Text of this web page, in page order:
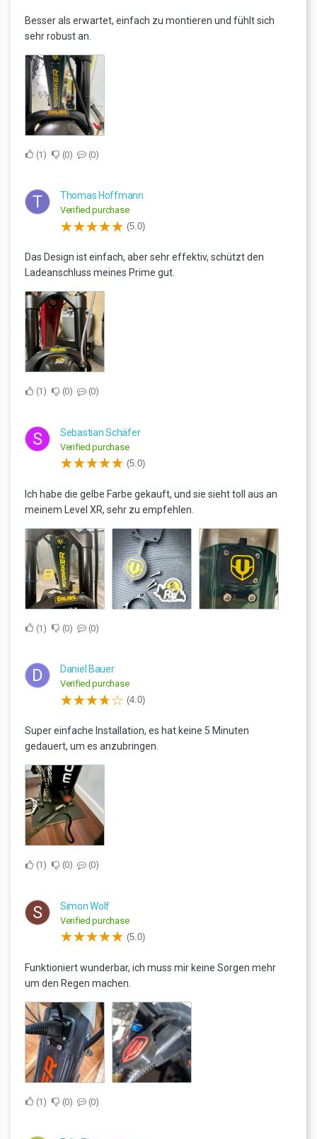
Besser als erwartet, einfach zu montieren und fühlt sich
sehr robust an.
1 0 0
T Thomas Hoffmann
Verified purchase
(5.0)
Das Design ist einfach, aber sehr effektiv, schützt den
Ladeanschluss meines Prime gut.
1 0 0
S Sebastian Schäfer
Verified purchase
(5.0)
Ich habe die gelbe Farbe gekauft, und sie sieht toll aus an
meinem Level XR, sehr zu empfehlen.
1 0 0
D Daniel Bauer
Verified purchase
(4.0)
Super einfache Installation, es hat keine 5 Minuten
gedauert, um es anzubringen.
1 0 0
S Simon Wolf
Verified purchase
(5.0)
Funktioniert wunderbar, ich muss mir keine Sorgen mehr
um den Regen machen.
1 0 0